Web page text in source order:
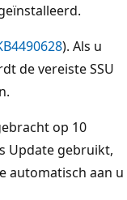
). Als u
de vereiste SSU
op 10
Update gebruikt,
automatisch aan u